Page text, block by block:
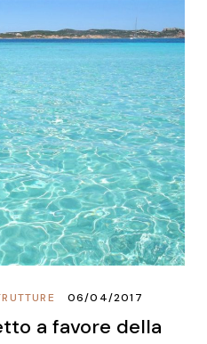
06/04/2017
a favore della